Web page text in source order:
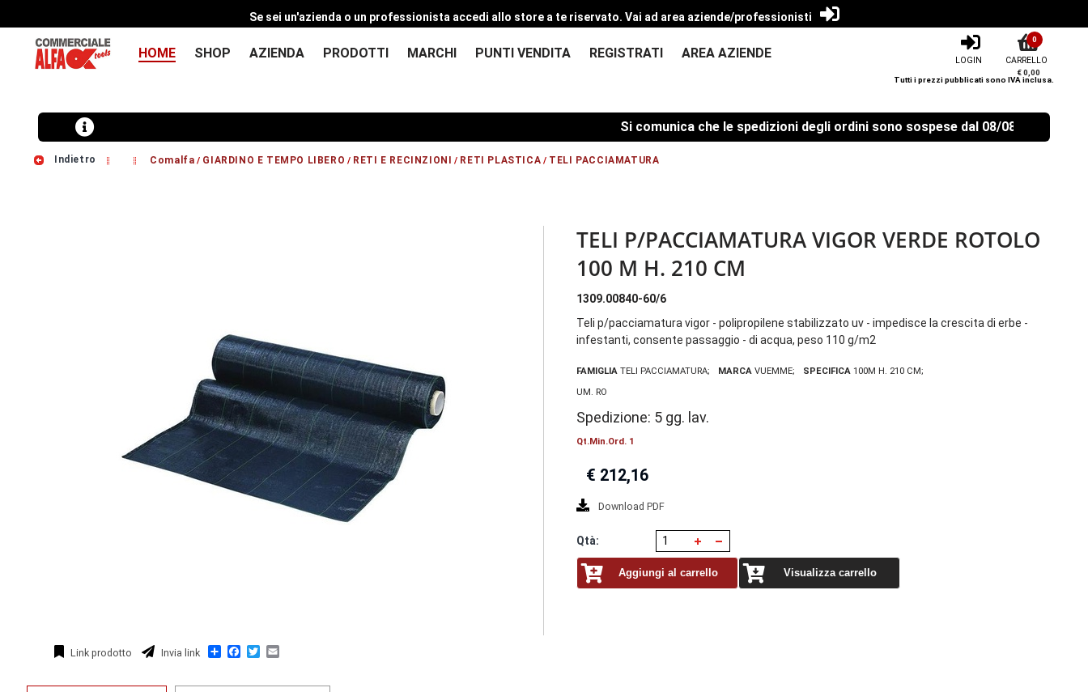
Se sei un'azienda o un professionista accedi allo store a te riservato. Vai ad area aziende/professionisti
Tutti i prezzi pubblicati sono IVA inclusa.
LOGIN CARRELLO
0
€ 0,00
HOME SHOP AZIENDA PRODOTTI MARCHI PUNTI VENDITA REGISTRATI AREA AZIENDE
Si comunica che le spedizioni degli ordini sono sospese dal 08/08/2026 al 23/08/
Indietro Comalfa / GIARDINO E TEMPO LIBERO / RETI E RECINZIONI / RETI PLASTICA / TELI PACCIAMATURA
TELI P/PACCIAMATURA VIGOR VERDE ROTOLO
100 M H. 210 CM
1309.00840-60/6
Teli p/pacciamatura vigor - polipropilene stabilizzato uv - impedisce la crescita di erbe -
infestanti, consente passaggio - di acqua, peso 110 g/m2
FAMIGLIA TELI PACCIAMATURA MARCA VUEMME SPECIFICA 100M H. 210 CM
UM. RO
Spedizione: 5 gg. lav.
Qt.Min.Ord. 1
Download PDF
€ 212,16
Qtà:
Aggiungi al carrello Visualizza carrello
Link prodotto Invia link Condividi
Facebook
Twitter
Email